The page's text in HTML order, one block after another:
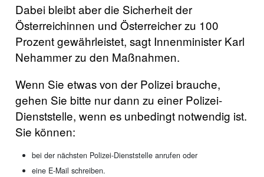
Dabei bleibt aber die Sicherheit der
Österreichinnen und Österreicher zu 100
Prozent gewährleistet, sagt Innenminister Karl
Nehammer zu den Maßnahmen.
Wenn Sie etwas von der Polizei brauche,
gehen Sie bitte nur dann zu einer Polizei-
Dienststelle, wenn es unbedingt notwendig ist.
Sie können:
bei der nächsten Polizei-Dienststelle anrufen oder
eine E-Mail schreiben.